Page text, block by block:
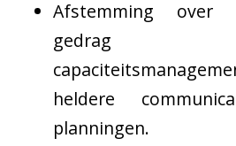
Afstemming over
gedrag
heldere
planningen.